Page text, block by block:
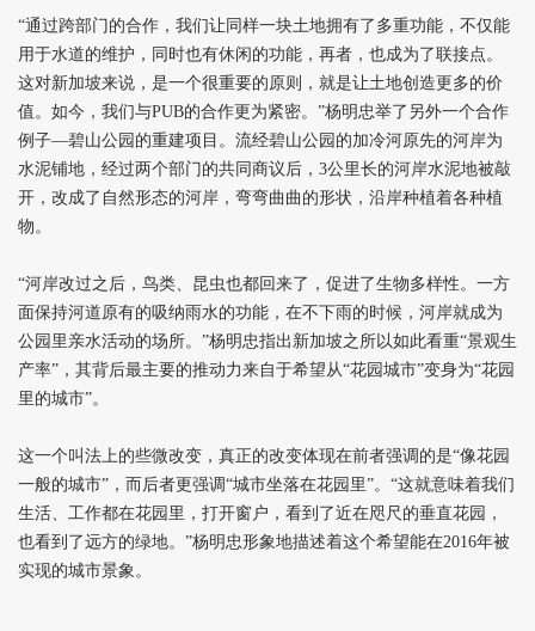
“通过跨部门的合作，我们让同样一块土地拥有了多重功能，不仅能
用于水道的维护，同时也有休闲的功能，再者，也成为了联接点。
这对新加坡来说，是一个很重要的原则，就是让土地创造更多的价
值。如今，我们与PUB的合作更为紧密。”杨明忠举了另外一个合作
例子—碧山公园的重建项目。流经碧山公园的加冷河原先的河岸为
水泥铺地，经过两个部门的共同商议后，3公里长的河岸水泥地被敲
开，改成了自然形态的河岸，弯弯曲曲的形状，沿岸种植着各种植
物。
“河岸改过之后，鸟类、昆虫也都回来了，促进了生物多样性。一方
面保持河道原有的吸纳雨水的功能，在不下雨的时候，河岸就成为
公园里亲水活动的场所。”杨明忠指出新加坡之所以如此看重“景观生
产率”，其背后最主要的推动力来自于希望从“花园城市”变身为“花园
里的城市”。
这一个叫法上的些微改变，真正的改变体现在前者强调的是“像花园
一般的城市”，而后者更强调“城市坐落在花园里”。“这就意味着我们
生活、工作都在花园里，打开窗户，看到了近在咫尺的垂直花园，
也看到了远方的绿地。”杨明忠形象地描述着这个希望能在2016年被
实现的城市景象。